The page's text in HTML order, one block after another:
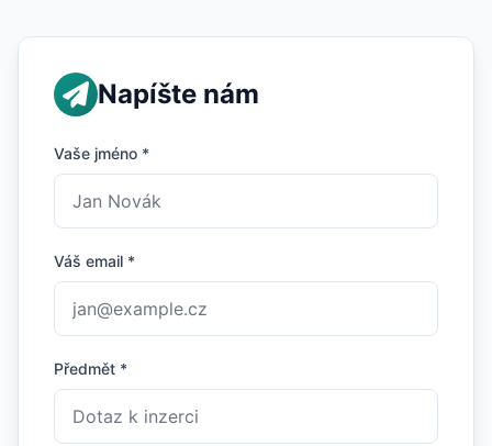
Napíšte nám
Vaše jméno *
Váš email *
Předmět *